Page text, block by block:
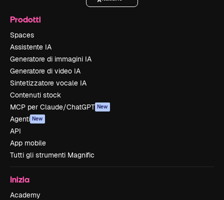
Prodotti
Spaces
Assistente IA
Generatore di immagini IA
Generatore di video IA
Sintetizzatore vocale IA
Contenuti stock
MCP per Claude/ChatGPT New
Agenti New
API
App mobile
Tutti gli strumenti Magnific
Inizia
Academy